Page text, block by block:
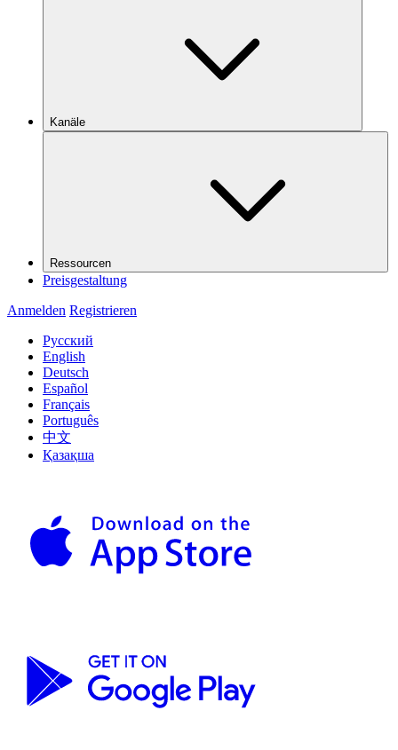
Kanäle
Ressourcen
Preisgestaltung
Anmelden Registrieren
Русский
English
Deutsch
Español
Français
Português
中文
Қазақша